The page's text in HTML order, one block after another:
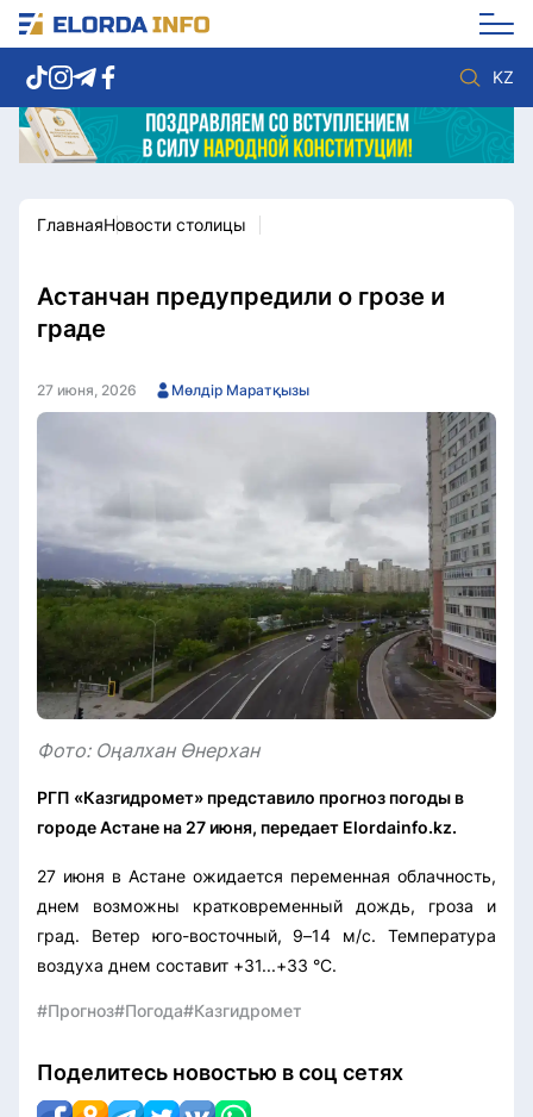
KZ
Новости столицы
Политика
Спорт
Культура
Мнение
Видео
Этический кодекс
Служу стране
ГлавнаяНовости столицы
Астанчан предупредили о грозе и
граде
27 июня, 2026 Мөлдір Маратқызы
Фото: Оңалхан Өнерхан
РГП «Казгидромет» представило прогноз погоды в
городе Астане на 27 июня, передает Elordainfo.kz.
27 июня в Астане ожидается переменная облачность,
днем возможны кратковременный дождь, гроза и
град. Ветер юго-восточный, 9–14 м/с. Температура
воздуха днем составит +31...+33 °С.
#Прогноз#Погода#Казгидромет
Поделитесь новостью в соц сетях